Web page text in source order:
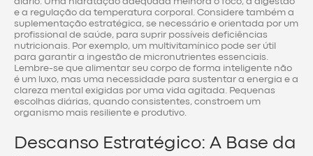
e a regulação da temperatura corporal. Considere também a
suplementação estratégica, se necessário e orientada por um
profissional de saúde, para suprir possíveis deficiências
nutricionais. Por exemplo, um multivitamínico pode ser útil
para garantir a ingestão de micronutrientes essenciais.
Lembre-se que alimentar seu corpo de forma inteligente não
é um luxo, mas uma necessidade para sustentar a energia e a
clareza mental exigidas por uma vida agitada. Pequenas
escolhas diárias, quando consistentes, constroem um
organismo mais resiliente e produtivo.
Descanso Estratégico: A Base da